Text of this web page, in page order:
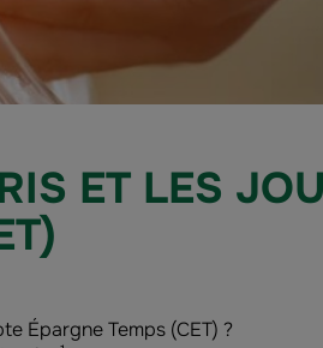
ET LES
Épargne Temps (CET) ?